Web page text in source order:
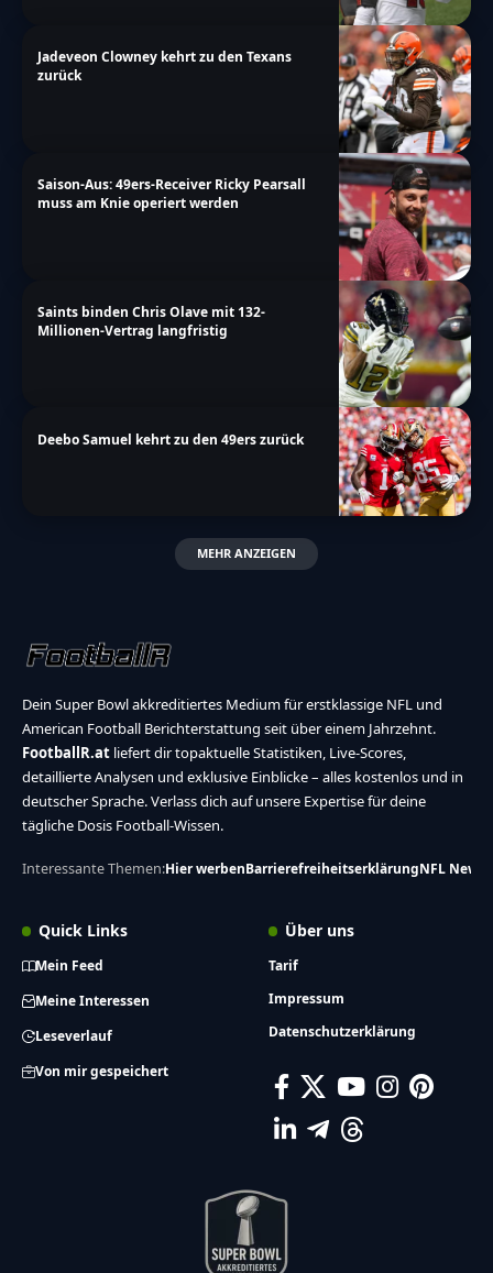
Jadeveon Clowney kehrt zu den Texans
zurück
Saison-Aus: 49ers-Receiver Ricky Pearsall
muss am Knie operiert werden
Saints binden Chris Olave mit 132-
Millionen-Vertrag langfristig
Deebo Samuel kehrt zu den 49ers zurück
MEHR ANZEIGEN
Dein Super Bowl akkreditiertes Medium für erstklassige NFL und
American Football Berichterstattung seit über einem Jahrzehnt.
FootballR.at liefert dir topaktuelle Statistiken, Live-Scores,
detaillierte Analysen und exklusive Einblicke – alles kostenlos und in
deutscher Sprache. Verlass dich auf unsere Expertise für deine
tägliche Dosis Football-Wissen.
Interessante Themen:Hier werbenBarrierefreiheitserklärungNFL News
Quick Links
Mein Feed
Meine Interessen
Leseverlauf
Von mir gespeichert
Über uns
Tarif
Impressum
Datenschutzerklärung